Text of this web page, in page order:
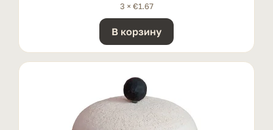
3 × €1.67
В корзину